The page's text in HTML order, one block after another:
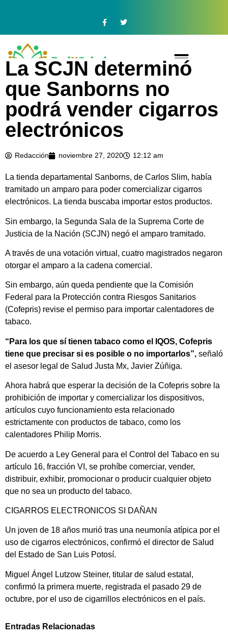
La SCJN determinó
que Sanborns no
podrá vender cigarros
electrónicos
Redacción noviembre 27, 2020 12:12 am
La tienda departamental Sanborns, de Carlos Slim, había
tramitado un amparo para poder comercializar cigarros
electrónicos. La tienda buscaba importar estos productos.
Sin embargo, la Segunda Sala de la Suprema Corte de
Justicia de la Nación (SCJN) negó el amparo tramitado.
A través de una votación virtual, cuatro magistrados negaron
otorgar el amparo a la cadena comercial.
Sin embargo, aún queda pendiente que la Comisión
Federal para la Protección contra Riesgos Sanitarios
(Cofepris) revise el permiso para importar calentadores de
tabaco.
“Para los que sí tienen tabaco como el IQOS, Cofepris
tiene que precisar si es posible o no importarlos”, señaló
el asesor legal de Salud Justa Mx, Javier Zúñiga.
Ahora habrá que esperar la decisión de la Cofepris sobre la
prohibición de importar y comercializar los dispositivos,
artículos cuyo funcionamiento esta relacionado
estrictamente con productos de tabaco, como los
calentadores Philip Morris.
De acuerdo a Ley General para el Control del Tabaco en su
artículo 16, fracción VI, se prohíbe comerciar, vender,
distribuir, exhibir, promocionar o producir cualquier objeto
que no sea un producto del tabaco.
CIGARROS ELECTRONICOS SI DAÑAN
Un joven de 18 años murió tras una neumonía atípica por el
uso de cigarros electrónicos, confirmó el director de Salud
del Estado de San Luis Potosí.
Miguel Ángel Lutzow Steiner, titular de salud estatal,
confirmó la primera muerte, registrada el pasado 29 de
octubre, por el uso de cigarrillos electrónicos en el país.
Entradas Relacionadas